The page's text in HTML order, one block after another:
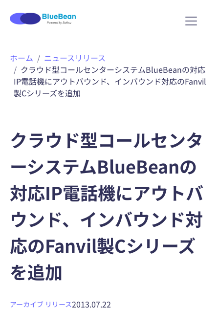
ホーム
ニュースリリース
クラウド型コールセンターシステムBlueBeanの対応
IP電話機にアウトバウンド、インバウンド対応のFanvil
製Cシリーズを追加
クラウド型コールセンタ
ーシステムBlueBeanの
対応IP電話機にアウトバ
ウンド、インバウンド対
応のFanvil製Cシリーズ
を追加
アーカイブ リリース2013.07.22